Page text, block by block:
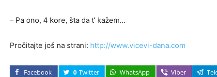
– Pa ono, 4 kore, šta da t’ kažem…
Pročitajte još na strani: http://www.vicevi-dana.com
Facebook 0 Twitter WhatsApp Viber